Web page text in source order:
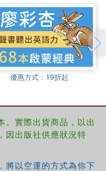
優惠方式： 19折起
。實際出貨商品，以出
因出版社供應狀況特
將以空運的方式為你下